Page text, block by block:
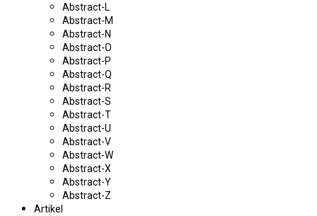
Abstract-L
Abstract-M
Abstract-N
Abstract-O
Abstract-P
Abstract-Q
Abstract-R
Abstract-S
Abstract-T
Abstract-U
Abstract-V
Abstract-W
Abstract-X
Abstract-Y
Abstract-Z
Artikel